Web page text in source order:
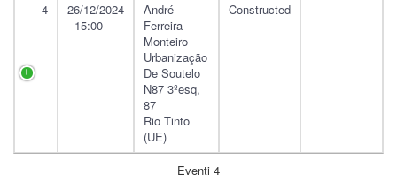
4
26/12/2024
15:00
André
Ferreira
Monteiro
Urbanização
De Soutelo
N87 3ºesq,
87
Rio Tinto
(UE)
Constructed
Eventi 4